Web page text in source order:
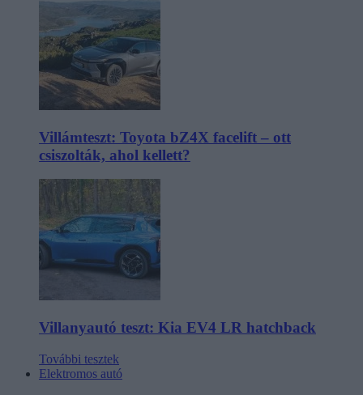
Villámteszt: Toyota bZ4X facelift – ott
csiszolták, ahol kellett?
Villanyautó teszt: Kia EV4 LR hatchback
További tesztek
Elektromos autó